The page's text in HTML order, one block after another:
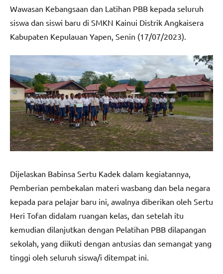
Wawasan Kebangsaan dan Latihan PBB kepada seluruh
siswa dan siswi baru di SMKN Kainui Distrik Angkaisera
Kabupaten Kepulauan Yapen, Senin (17/07/2023).
Dijelaskan Babinsa Sertu Kadek dalam kegiatannya,
Pemberian pembekalan materi wasbang dan bela negara
kepada para pelajar baru ini, awalnya diberikan oleh Sertu
Heri Tofan didalam ruangan kelas, dan setelah itu
kemudian dilanjutkan dengan Pelatihan PBB dilapangan
sekolah, yang diikuti dengan antusias dan semangat yang
tinggi oleh seluruh siswa/i ditempat ini.